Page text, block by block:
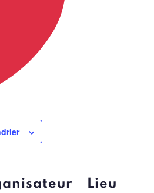
Lieu